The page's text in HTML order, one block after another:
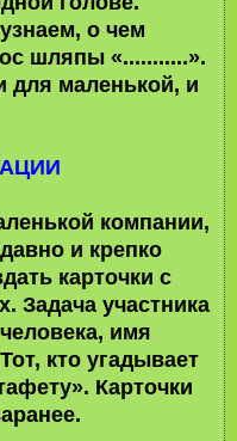
о чем
шляпы «...........».
для маленькой, и
компании,
и крепко
карточки с
Задача участника
имя
кто угадывает
Карточки